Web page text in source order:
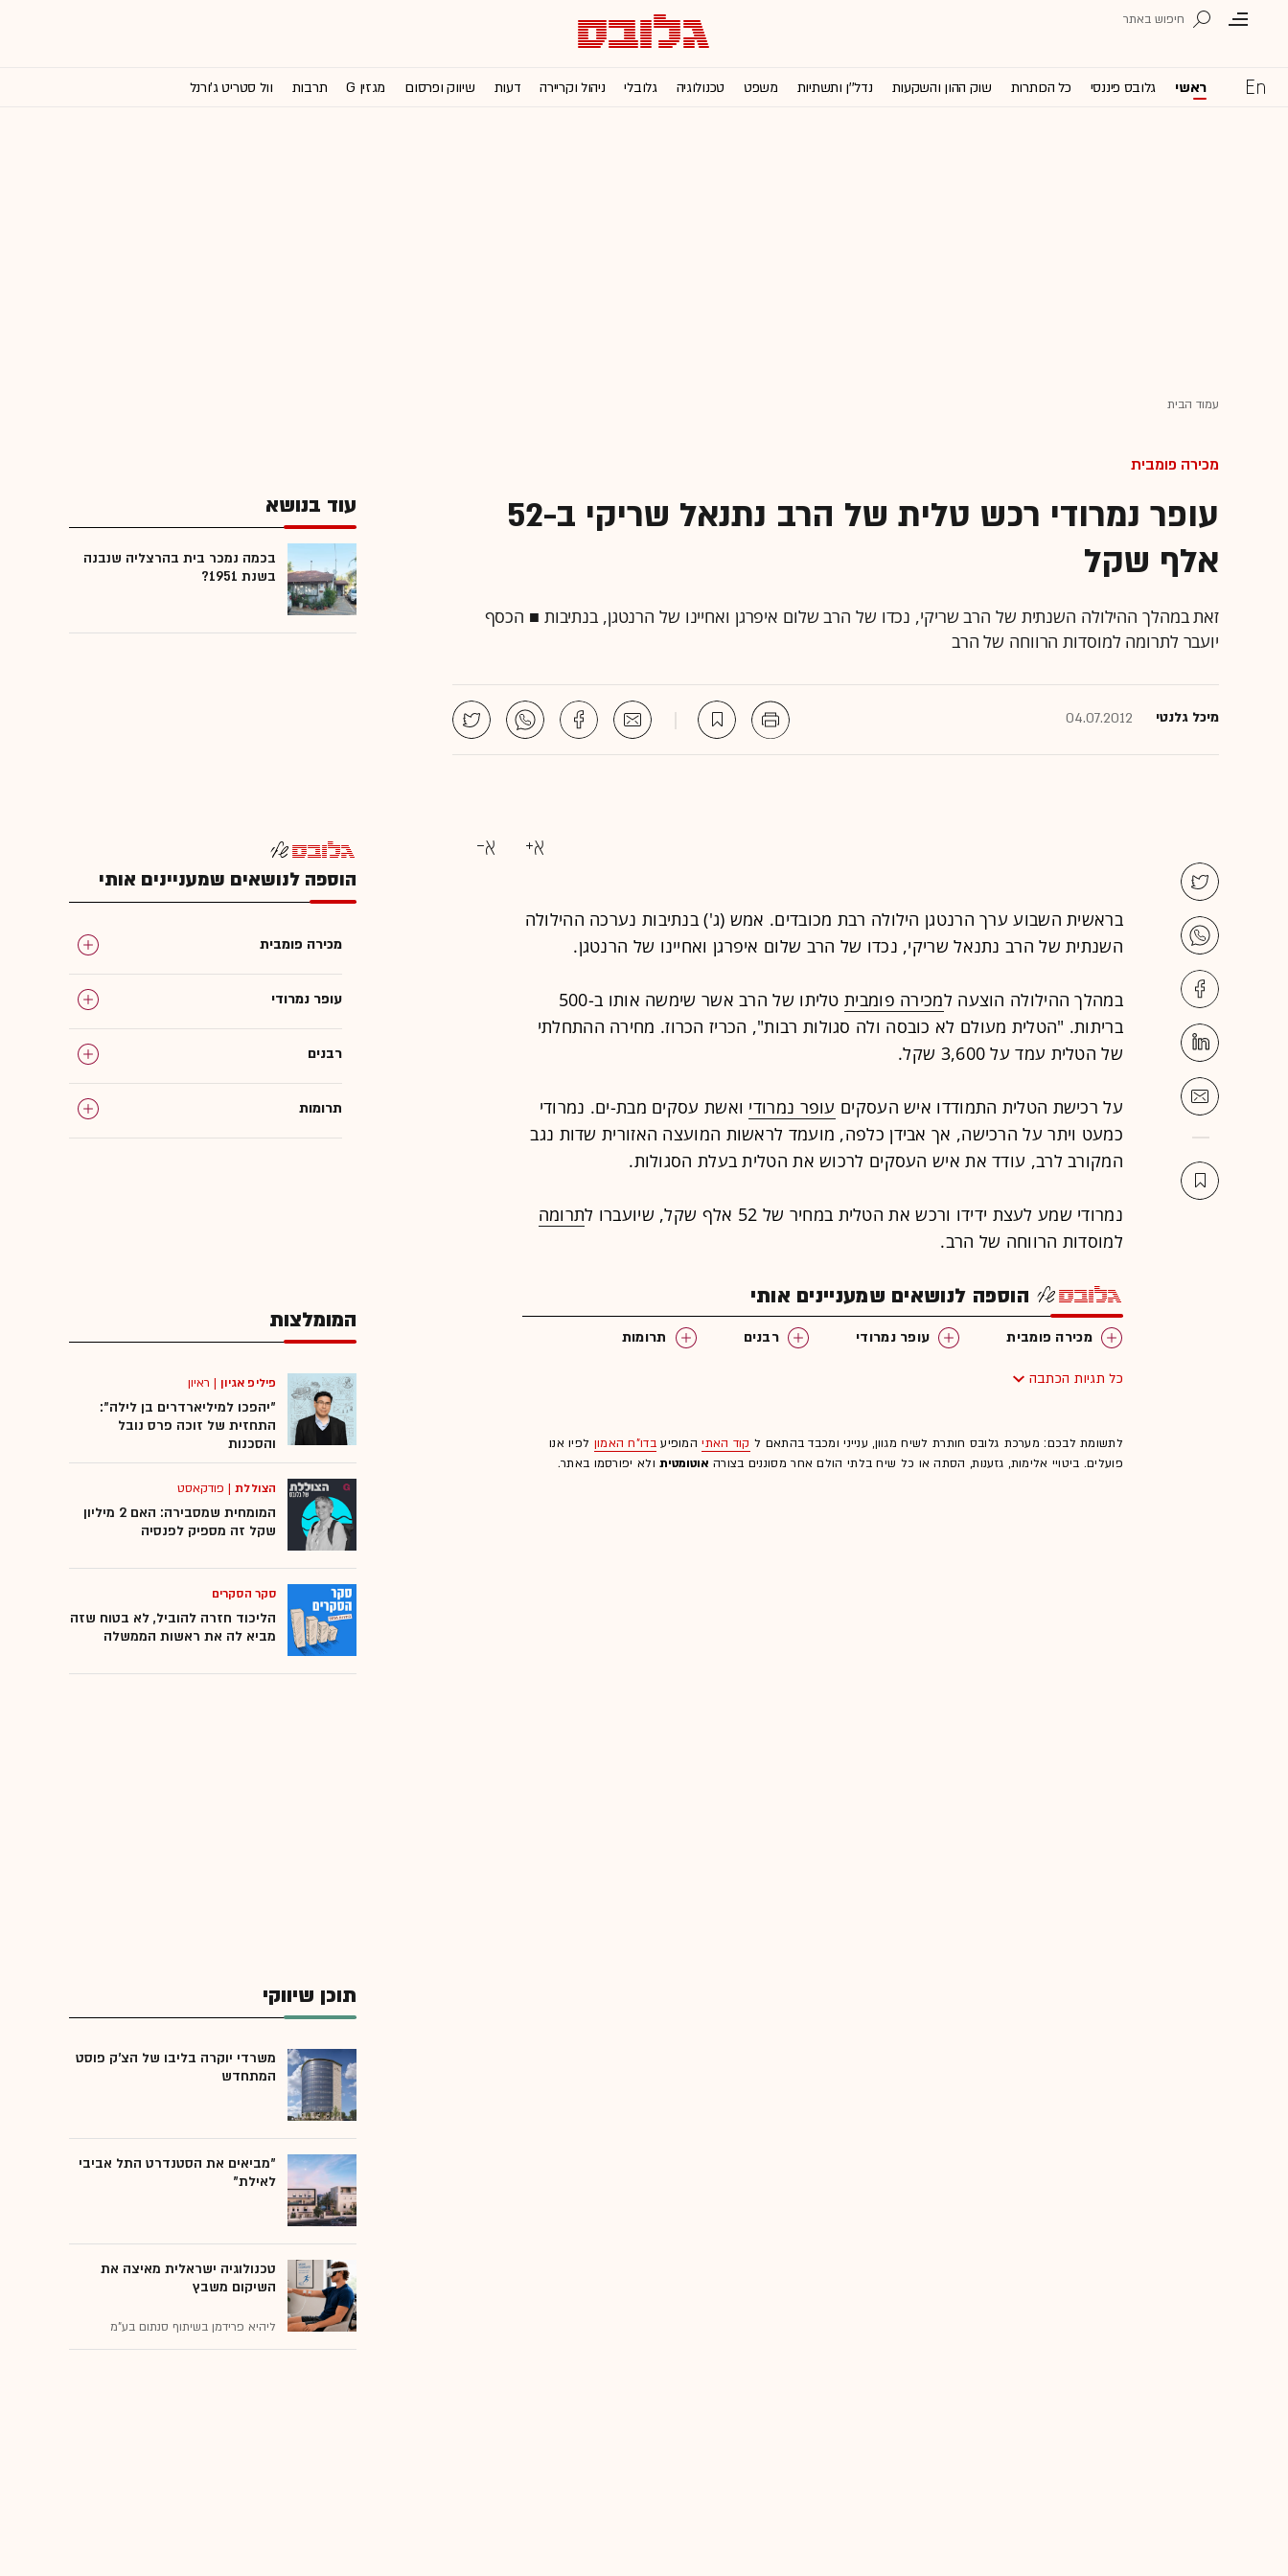
ראשי גלובס פיננסי כל הכותרות שוק ההון והשקעות נדל''ן ותשתיות משפט טכנולוגיה גלובלי ניהול וקריירה דעות שיווק ופרסום מגזין G תרבות וול סטריט ג'ורנל
עמוד הבית
מכירה פומבית
עופר נמרודי רכש טלית של הרב נתנאל שריקי ב-52
אלף שקל
זאת במהלך ההילולה השנתית של הרב שריקי, נכדו של הרב שלום איפרגן ואחיינו של הרנטגן, בנתיבות ■ הכסף
יועבר לתרומה למוסדות הרווחה של הרב
מיכל גלנטי 04.07.2012
בראשית השבוע ערך הרנטגן הילולה רבת מכובדים. אמש (ג') בנתיבות נערכה ההילולה
השנתית של הרב נתנאל שריקי, נכדו של הרב שלום איפרגן ואחיינו של הרנטגן.
במהלך ההילולה הוצעה למכירה פומבית
טליתו של הרב אשר שימשה אותו ב-500
בריתות. "הטלית מעולם לא כובסה ולה סגולות רבות", הכריז הכרוז. מחירה ההתחלתי
של הטלית עמד על 3,600 שקל.
על רכישת הטלית התמודדו איש העסקים עופר נמרודי ואשת עסקים מבת-ים. נמרודי
כמעט ויתר על הרכישה, אך אבידן כלפה, מועמד לראשות המועצה האזורית שדות נגב
המקורב לרב, עודד את איש העסקים לרכוש את הטלית בעלת הסגולות.
נמרודי שמע לעצת ידידו ורכש את הטלית במחיר של 52 אלף שקל, שיועברו ל
תרומה
למוסדות הרווחה של הרב.
הוספה לנושאים שמעניינים אותי
מכירה פומבית עופר נמרודי רבנים תרומות
כל תגיות הכתבה
לתשומת לבכם: מערכת גלובס חותרת לשיח מגוון, ענייני ומכבד בהתאם ל קוד האתיהמופיעבדו"ח האמון לפיו אנו
פועלים. ביטויי אלימות, גזענות, הסתה או כל שיח בלתי הולם אחר מסוננים בצורה אוטומטיתולא יפורסמו באתר.
עוד בנושא
בכמה נמכר בית בהרצליה שנבנה
בשנת 1951?
הוספה לנושאים שמעניינים אותי
מכירה פומבית
עופר נמרודי
רבנים
תרומות
המומלצות
פיליפ אגיון | ראיון
"יהפכו למיליארדרים בן לילה":
התחזית של זוכה פרס נובל
והסכנות
הצוללת| פודקאסט
המומחית שמסבירה: האם 2 מיליון
שקל זה מספיק לפנסיה
סקר הסקרים
הליכוד חזרה להוביל, לא בטוח שזה
מביא לה את ראשות הממשלה
תוכן שיווקי
משרדי יוקרה בליבו של הצ'ק פוסט
המתחדש
"מביאים את הסטנדרט התל אביבי
לאילת"
טכנולוגיה ישראלית מאיצה את
השיקום משבץ
ליהיא פרידמן בשיתוף סנתום בע"מ